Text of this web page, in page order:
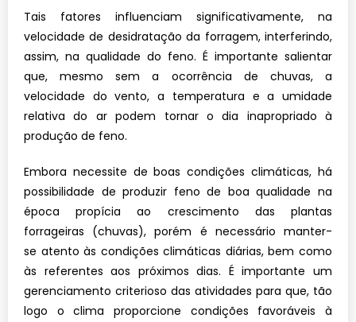
Tais fatores influenciam significativamente, na
velocidade de desidratação da forragem, interferindo,
assim, na qualidade do feno. É importante salientar
que, mesmosem a ocorrência de chuvas, a
velocidade do vento, a temperatura e a umidade
relativa do ar podem tornar o dia inapropriado à
produção de feno.
Embora necessite de boas condiçõesclimáticas, há
possibilidade de produzir feno de boa qualidade na
época propíciaao crescimento das plantas
forrageiras (chuvas), porém é necessário manter-
se atento às condições climáticas diárias, bemcomo
às referentes aos próximos dias. Éimportante um
gerenciamento criterioso das atividades para que, tão
logo o clima proporcione condições favoráveis à